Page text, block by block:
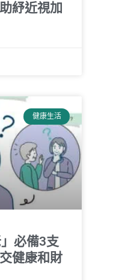
紓近視加
健康生活
必備3支
健康和財